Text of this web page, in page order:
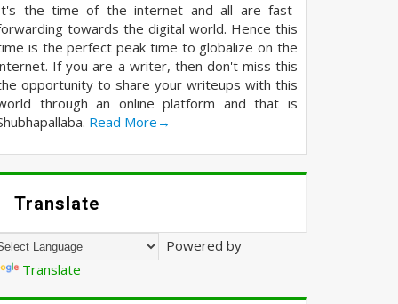
the time of the internet and all are fast-
towards the digital world. Hence this
is the perfect peak time to globalize on the
If you are a writer, then don't miss this
opportunity to share your writeups with this
through an online platform and that is
Read More→
Translate
Powered by
Translate